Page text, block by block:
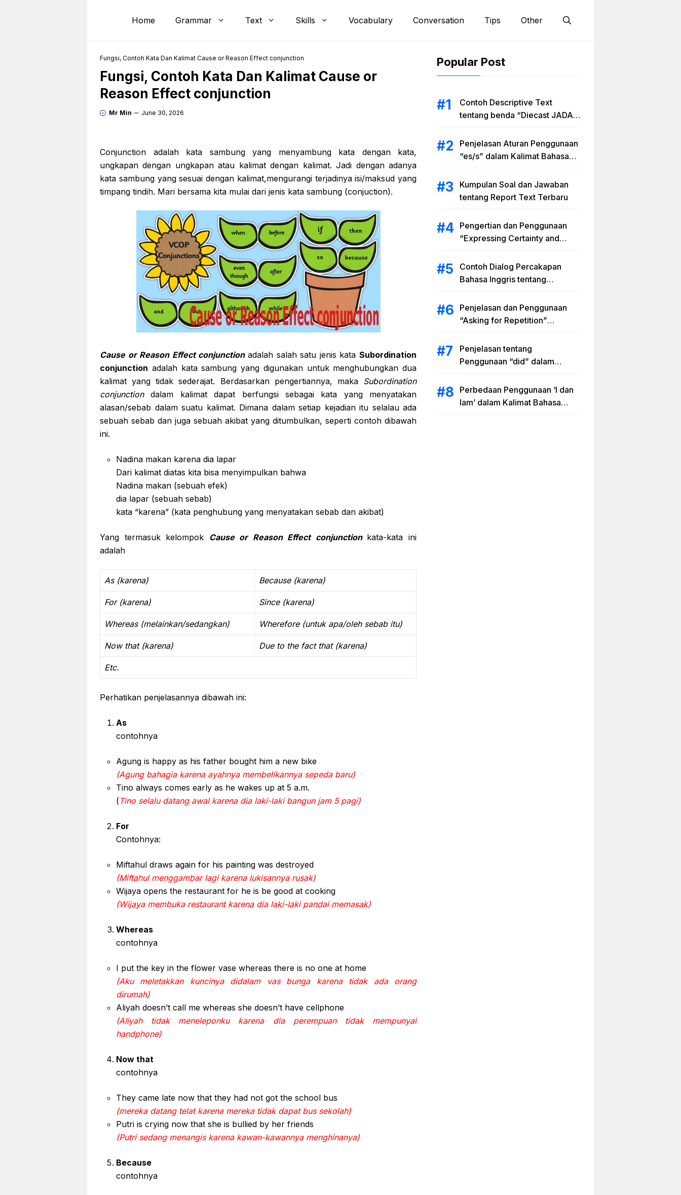
Home Grammar Text Skills Vocabulary Conversation Tips Other
Fungsi, Contoh Kata Dan Kalimat Cause or Reason Effect conjunction
Fungsi, Contoh Kata Dan Kalimat Cause or
Reason Effect conjunction
Mr Min June 30, 2026
Conjunction adalah kata sambung yang menyambung kata dengan kata,
ungkapan dengan ungkapan atau kalimat dengan kalimat. Jadi dengan adanya
kata sambung yang sesuai dengan kalimat,mengurangi terjadinya isi/maksud yang
timpang tindih. Mari bersama kita mulai dari jenis kata sambung (conjuction).
Cause or Reason Effect conjunction adalah salah satu jenis kata Subordination
conjunction adalah kata sambung yang digunakan untuk menghubungkan dua
kalimat yang tidak sederajat. Berdasarkan pengertiannya, maka Subordination
conjunctiondalam kalimat dapat berfungsi sebagai kata yang menyatakan
alasan/sebab dalam suatu kalimat. Dimana dalam setiap kejadian itu selalau ada
sebuah sebab dan juga sebuah akibat yang ditumbulkan, seperti contoh dibawah
ini.
Nadina makan karena dia lapar
Dari kalimat diatas kita bisa menyimpulkan bahwa
Nadina makan (sebuah efek)
dia lapar (sebuah sebab)
kata “karena” (kata penghubung yang menyatakan sebab dan akibat)
Yang termasuk kelompok Cause or Reason Effect conjunction kata-kata ini
adalah
As (karena) Because (karena)
For (karena) Since (karena)
Whereas (melainkan/sedangkan) Wherefore (untuk apa/oleh sebab itu)
Now that (karena) Due to the fact that (karena)
Etc.
Perhatikan penjelasannya dibawah ini:
As
contohnya
Agung is happy as his father bought him a new bike
(Agung bahagia karena ayahnya membelikannya sepeda baru)
Tino always comes early as he wakes up at 5 a.m.
( Tino selalu datang awal karena dia laki-laki bangun jam 5 pagi)
For
Contohnya:
Miftahul draws again for his painting was destroyed
(Miftahul menggambar lagi karena lukisannya rusak)
Wijaya opens the restaurant for he is be good at cooking
(Wijaya membuka restaurant karena dia laki-laki pandai memasak)
Whereas
contohnya
I put the key in the flower vase whereas there is no one at home
(Aku meletakkan kuncinya didalam vas bunga karena tidak ada orang
dirumah)
Aliyah doesn’t call me whereas she doesn’t have cellphone
(Aliyah tidak meneleponku karena dia perempuan tidak mempunyai
handphone)
Now that
contohnya
They came late now that they had not got the school bus
(mereka datang telat karena mereka tidak dapat bus sekolah)
Putri is crying now that she is bullied by her friends
(Putri sedang menangis karena kawan-kawannya menghinanya)
Because
contohnya
Popular Post
Contoh Descriptive Text
tentang benda “Diecast JADA –
Penjelasan Aturan Penggunaan
“es/s” dalam Kalimat Bahasa
Kumpulan Soal dan Jawaban
tentang Report Text Terbaru
Pengertian dan Penggunaan
“Expressing Certainty and
Contoh Dialog Percakapan
Bahasa Inggris tentang
Artinya
Penjelasan dan Penggunaan
“Asking for Repetition”
dan Latihan Soal
Penjelasan tentang
Penggunaan “did” dalam
Perbedaan Penggunaan ‘I dan
Iam’ dalam Kalimat Bahasa